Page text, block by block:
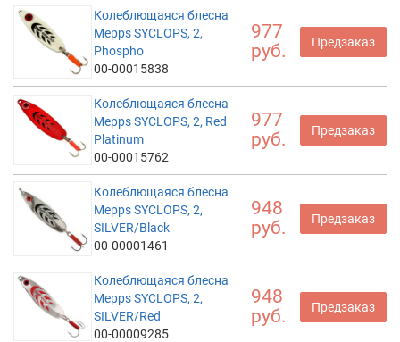
Колеблющаяся блесна
Mepps SYCLOPS, 2,
Phospho
00-00015838
977
руб.
Предзаказ
Колеблющаяся блесна
Mepps SYCLOPS, 2, Red
Platinum
00-00015762
977
руб.
Предзаказ
Колеблющаяся блесна
Mepps SYCLOPS, 2,
SILVER/Black
00-00001461
948
руб.
Предзаказ
Колеблющаяся блесна
Mepps SYCLOPS, 2,
SILVER/Red
00-00009285
948
руб.
Предзаказ